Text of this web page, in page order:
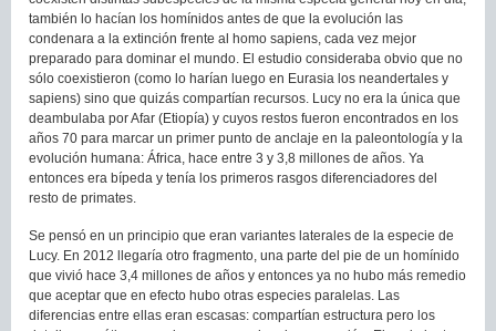
también lo hacían los homínidos antes de que la evolución las
condenara a la extinción frente al homo sapiens, cada vez mejor
preparado para dominar el mundo. El estudio consideraba obvio que no
sólo coexistieron (como lo harían luego en Eurasia los neandertales y
sapiens) sino que quizás compartían recursos. Lucy no era la única que
deambulaba por Afar (Etiopía) y cuyos restos fueron encontrados en los
años 70 para marcar un primer punto de anclaje en la paleontología y la
evolución humana: África, hace entre 3 y 3,8 millones de años. Ya
entonces era bípeda y tenía los primeros rasgos diferenciadores del
resto de primates.
Se pensó en un principio que eran variantes laterales de la especie de
Lucy. En 2012 llegaría otro fragmento, una parte del pie de un homínido
que vivió hace 3,4 millones de años y entonces ya no hubo más remedio
que aceptar que en efecto hubo otras especies paralelas. Las
diferencias entre ellas eran escasas: compartían estructura pero los